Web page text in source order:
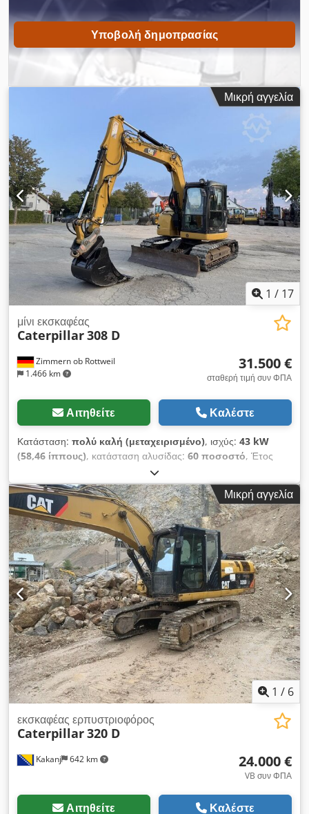
Υποβολή δημοπρασίας
Μικρή αγγελία
1 / 17
Zimmern ob Rottweil
1.466 km
μίνι εκσκαφέας
Caterpillar308 D
31.500 €
σταθερή τιμή συν ΦΠΑ
Αιτηθείτε Καλέστε
Κατάσταση: πολύ καλή (μεταχειρισμένο), ισχύς: 43 kW
(58,46 ίππους), κατάσταση αλυσίδας: 60 ποσοστό, Έτος
, ώρες λειτουργίας:
ελαστικές ερπύστριες, κλιματισμός, CATERPILLAR 308D
Έτος κατασκευής: 2011 Ώρες λειτουργίας: 8.204 ώρες Κλειστή
καμπίνα Codpszrt Amofx Ankjha Κλιματισμός Ραδιόφωνο
Μονόβραχίονος εκσκαφέας Μήκος βραχίονα: 2,20 μ.
Υδραυλικές συνδέσεις για σφυρί, λαβίδα και ψαλίδι Σύστημα
γρήγορης αλλαγής εργαλείων OQ45 1 x κάδος – πλάτος 750
mm Διατηρημένο σε ποσοστό περίπου 60% Επικαλύψεις
εδάφους, πλάτος 450 mm Υποστήριξη πλάκας Κινητήρας
Mitsubishi, ισχύς 43 kW CE Βάρος λειτουργίας: 8,5 τόνοι.
Μικρή αγγελία
1 / 6
Kakanj 642 km
εκσκαφέας ερπυστριοφόρος
Caterpillar320 D
24.000 €
VB συν ΦΠΑ
Αιτηθείτε Καλέστε